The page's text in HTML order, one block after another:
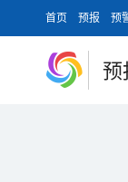
首页 预报 预
预